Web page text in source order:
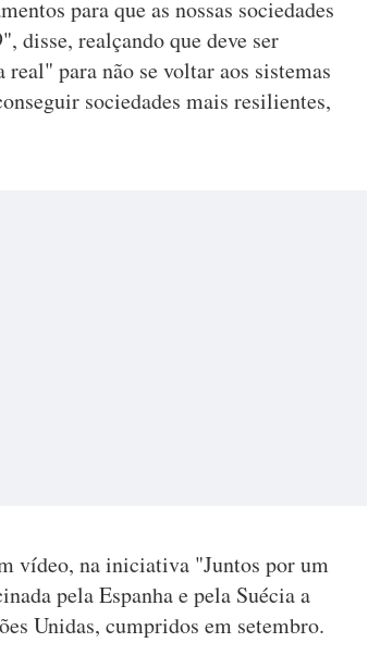
para que as nossas sociedades
disse, realçando que deve ser
para não se voltar aos sistemas
sociedades mais resilientes,
vídeo, na iniciativa "Juntos por um
pela Espanha e pela Suécia a
Unidas, cumpridos em setembro.